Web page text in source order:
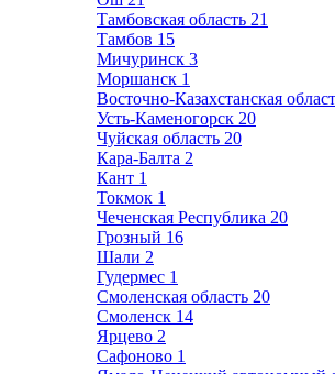
Тамбовская область 21
Тамбов 15
Мичуринск 3
Моршанск 1
Восточно-Казахстанская
Усть-Каменогорск 20
Чуйская область 20
Кара-Балта 2
Кант 1
Токмок 1
Чеченская Республика 20
Грозный 16
Шали 2
Гудермес 1
Смоленская область 20
Смоленск 14
Ярцево 2
Сафоново 1